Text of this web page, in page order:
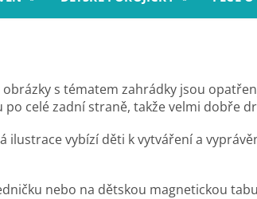
s tématem zahrádky jsou
celé zadní straně, takže velmi dobře
ilustrace vybízí děti k vytváření a
nebo na dětskou magnetickou